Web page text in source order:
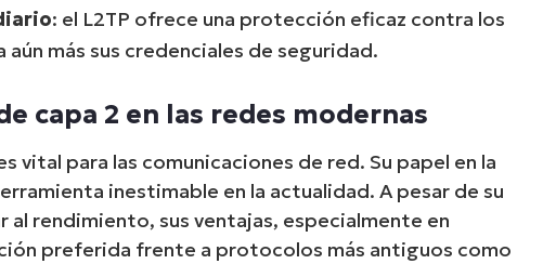
: el L2TP ofrece una protección eficaz contra los
más sus credenciales de seguridad.
capa 2 en las redes modernas
para las comunicaciones de red. Su papel en la
inestimable en la actualidad. A pesar de su
rendimiento, sus ventajas, especialmente en
preferida frente a protocolos más antiguos como
last
name*
Business
email*
Phone
País
Company